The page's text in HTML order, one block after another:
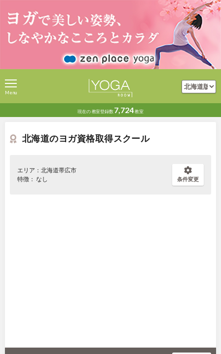
現在の教室登録数 7,724教室
Menu
北海道のヨガ資格取得スクール
エリア：北海道帯広市
特徴： なし
条件変更